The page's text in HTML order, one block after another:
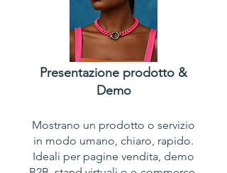
Presentazione prodotto &
Demo
Mostrano un prodotto o servizio
in modo umano, chiaro, rapido.
Ideali per pagine vendita, demo